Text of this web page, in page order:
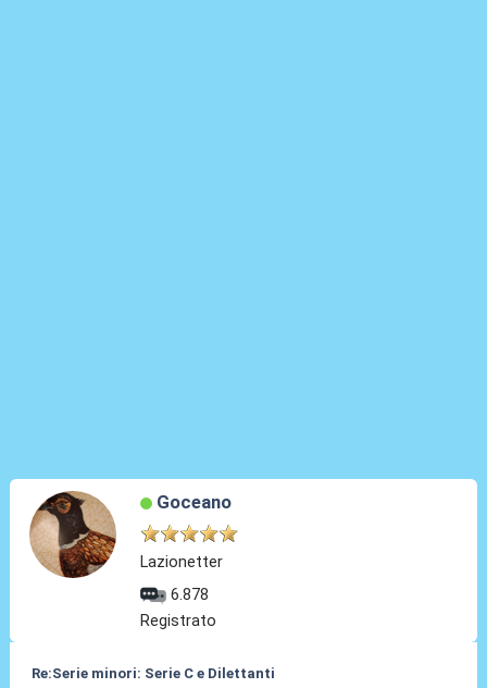
Goceano
Lazionetter
6.878
Registrato
Re:Serie minori: Serie C e Dilettanti